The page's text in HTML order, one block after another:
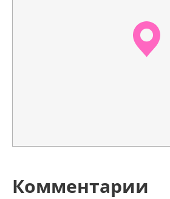
Комментарии